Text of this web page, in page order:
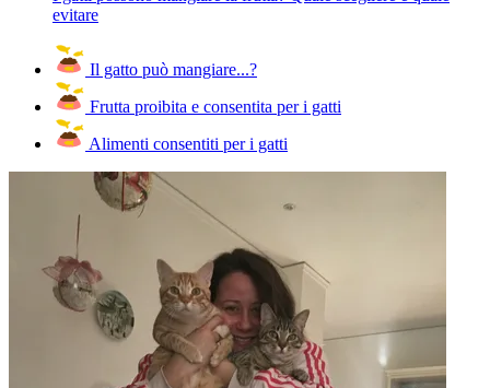
evitare
Il gatto può mangiare...?
Frutta proibita e consentita per i gatti
Alimenti consentiti per i gatti